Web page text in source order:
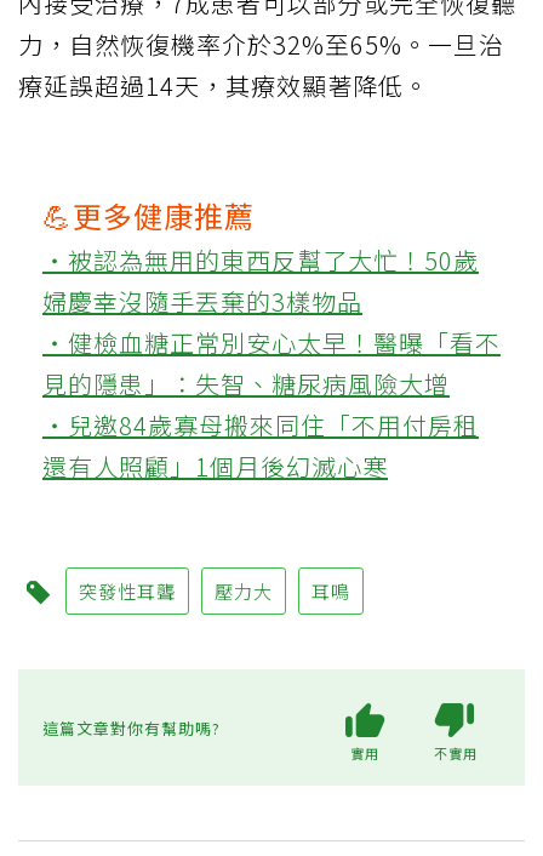
力，自然恢復機率介於32%至65%。一旦治
療延誤超過14天，其療效顯著降低。
💪更多健康推薦
‧被認為無用的東西反幫了大忙！50歲
婦慶幸沒隨手丟棄的3樣物品
‧健檢血糖正常別安心太早！醫曝「看不
見的隱患」：失智、糖尿病風險大增
‧兒邀84歲寡母搬來同住「不用付房租
還有人照顧」1個月後幻滅心寒
突發性耳聾 壓力大 耳鳴
這篇文章對你有幫助嗎?
實用 不實用